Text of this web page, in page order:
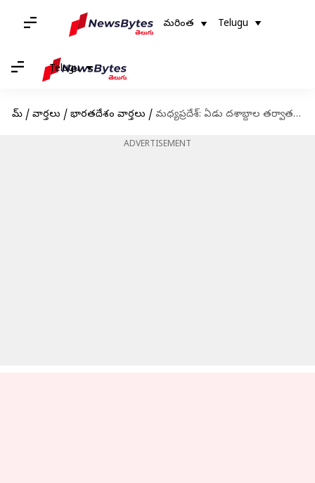
మరింత Telugu
Telugu
హోమ్ / వార్తలు / భారతదేశం వార్తలు / మధ్యప్రదేశ్: ఏడు దశాబ్దాల తర్వాత తొలిసారి భారత గడ్డపై చిరుత పిల్లల జననం
ADVERTISEMENT